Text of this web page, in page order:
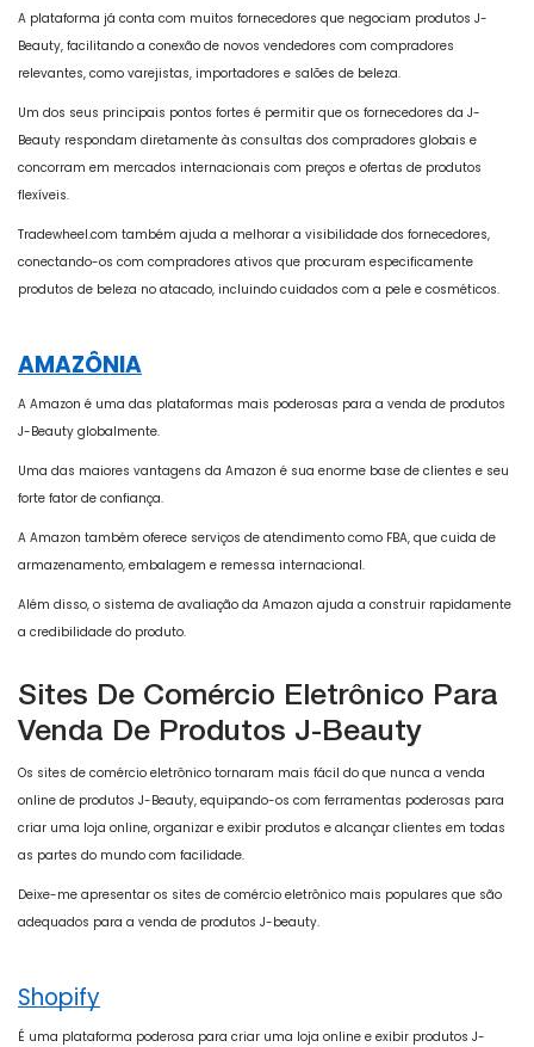
A plataforma já conta com muitos fornecedores que negociam produtos J-
Beauty, facilitando a conexão de novos vendedores com compradores
relevantes, como varejistas, importadores e salões de beleza.
Um dos seus principais pontos fortes é permitir que os fornecedores da J-
Beauty respondam diretamente às consultas dos compradores globais e
concorram em mercados internacionais com preços e ofertas de produtos
flexíveis.
Tradewheel.com também ajuda a melhorar a visibilidade dos fornecedores,
conectando-os com compradores ativos que procuram especificamente
produtos de beleza no atacado, incluindo cuidados com a pele e cosméticos.
AMAZÔNIA
A Amazon é uma das plataformas mais poderosas para a venda de produtos
J-Beauty globalmente.
Uma das maiores vantagens da Amazon é sua enorme base de clientes e seu
forte fator de confiança.
A Amazon também oferece serviços de atendimento como FBA, que cuida de
armazenamento, embalagem e remessa internacional.
Além disso, o sistema de avaliação da Amazon ajuda a construir rapidamente
a credibilidade do produto.
Sites De Comércio Eletrônico Para
Venda De Produtos J-Beauty
Os sites de comércio eletrônico tornaram mais fácil do que nunca a venda
online de produtos J-Beauty, equipando-os com ferramentas poderosas para
criar uma loja online, organizar e exibir produtos e alcançar clientes em todas
as partes do mundo com facilidade.
Deixe-me apresentar os sites de comércio eletrônico mais populares que são
adequados para a venda de produtos J-beauty.
Shopify
É uma plataforma poderosa para criar uma loja online e exibir produtos J-